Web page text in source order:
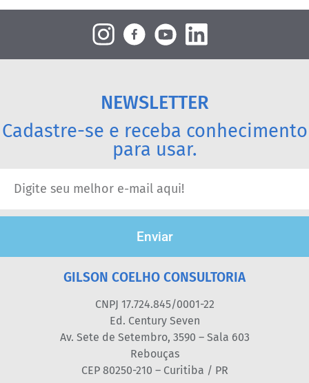
NEWSLETTER
Cadastre-se e receba conhecimento
para usar.
Enviar
GILSON COELHO CONSULTORIA
CNPJ 17.724.845/0001-22
Ed. Century Seven
Av. Sete de Setembro, 3590 – Sala 603
Rebouças
CEP 80250-210 – Curitiba / PR